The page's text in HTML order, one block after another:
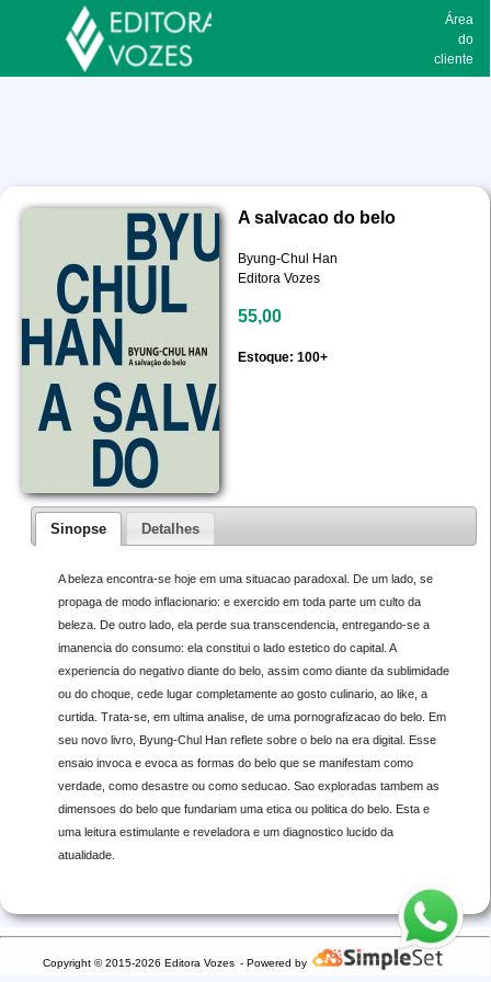
Área
do
cliente
A salvacao do belo
Byung-Chul Han
Editora Vozes
55,00
Estoque: 100+
Sinopse Detalhes
A beleza encontra-se hoje em uma situacao paradoxal. De um lado, se
propaga de modo inflacionario: e exercido em toda parte um culto da
beleza. De outro lado, ela perde sua transcendencia, entregando-se a
imanencia do consumo: ela constitui o lado estetico do capital. A
experiencia do negativo diante do belo, assim como diante da sublimidade
ou do choque, cede lugar completamente ao gosto culinario, ao like, a
curtida. Trata-se, em ultima analise, de uma pornografizacao do belo. Em
seu novo livro, Byung-Chul Han reflete sobre o belo na era digital. Esse
ensaio invoca e evoca as formas do belo que se manifestam como
verdade, como desastre ou como seducao. Sao exploradas tambem as
dimensoes do belo que fundariam uma etica ou politica do belo. Esta e
uma leitura estimulante e reveladora e um diagnostico lucido da
atualidade.
Copyright © 2015-2026 Editora Vozes - Powered by